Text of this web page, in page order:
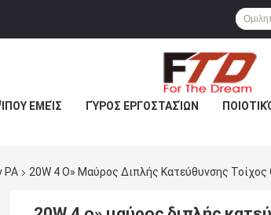
ΕΜΕΊΣ ΓΎΡΟΣ ΕΡΓΟΣΤΑΣΊΩΝ
PA 20W 4 Ο» Μαύρος Διπλής Κατεύθυνσης